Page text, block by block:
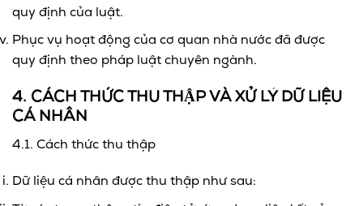
quy định của luật.
Phục vụ hoạt động của cơ quan nhà nước đã được
quy định theo pháp luật chuyên ngành.
4. CÁCH THỨC THU THẬP VÀ XỬ LÝ DỮ LIỆU
CÁ NHÂN
4.1. Cách thức thu thập
Dữ liệu cá nhân được thu thập như sau: